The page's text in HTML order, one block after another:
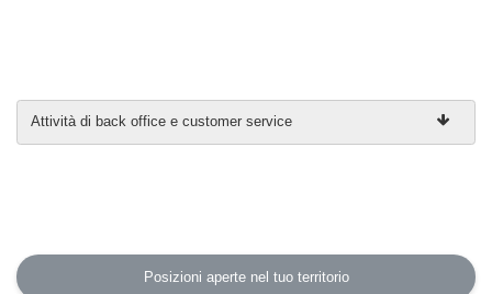
Attività di back office e customer service
Posizioni aperte nel tuo territorio